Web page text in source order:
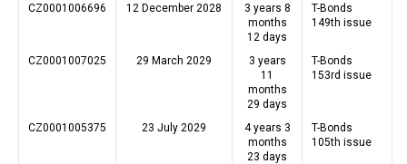
CZ0001006696 12 December 2028
3 years 8
months
12 days
T-Bonds
149th issue
CZ0001007025 29 March 2029
3 years
11
months
29 days
T-Bonds
153rd issue
CZ0001005375 23 July 2029
4 years 3
months
23 days
T-Bonds
105th issue